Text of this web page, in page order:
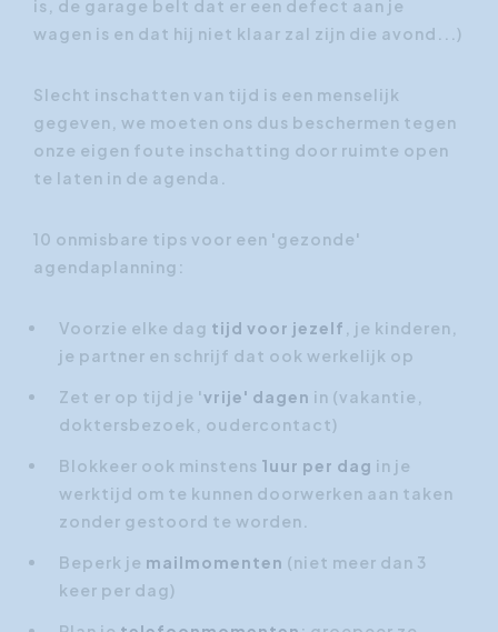
is, de garage belt dat er een defect aan je
wagen is en dat hij niet klaar zal zijn die avond...)
Slecht inschatten van tijd is een menselijk
gegeven, we moeten ons dus beschermen tegen
onze eigen foute inschatting door ruimte open
te laten in de agenda.
10 onmisbare tips voor een 'gezonde'
agendaplanning:
Voorzie elke dag tijd voor jezelf
, je kinderen,
je partner en schrijf dat ook werkelijk op
Zet er op tijd je 'vrije' dagen in (vakantie,
doktersbezoek, oudercontact)
Blokkeer ook minstens 1uur per dag in je
werktijd om te kunnen doorwerken aan taken
zonder gestoord te worden.
Beperk je mailmomenten (niet meer dan 3
keer per dag)